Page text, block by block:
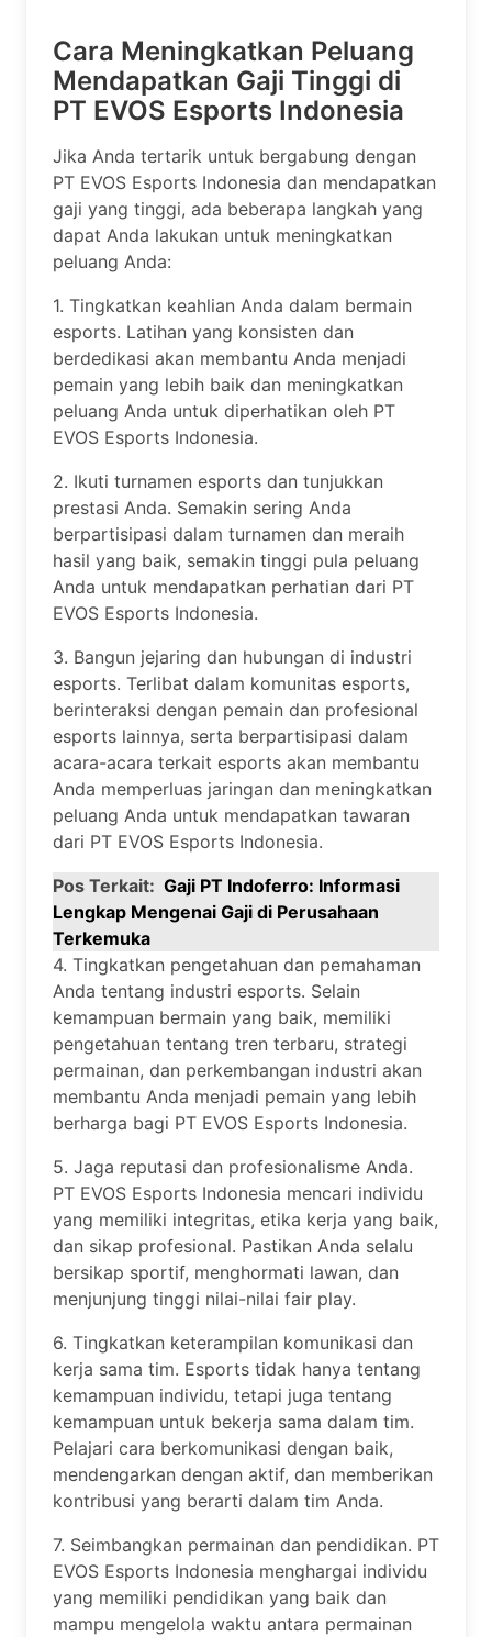
Cara Meningkatkan Peluang
Mendapatkan Gaji Tinggi di
PT EVOS Esports Indonesia
Jika Anda tertarik untuk bergabung dengan
PT EVOS Esports Indonesia dan mendapatkan
gaji yang tinggi, ada beberapa langkah yang
dapat Anda lakukan untuk meningkatkan
peluang Anda:
1. Tingkatkan keahlian Anda dalam bermain
esports. Latihan yang konsisten dan
berdedikasi akan membantu Anda menjadi
pemain yang lebih baik dan meningkatkan
peluang Anda untuk diperhatikan oleh PT
EVOS Esports Indonesia.
2. Ikuti turnamen esports dan tunjukkan
prestasi Anda. Semakin sering Anda
berpartisipasi dalam turnamen dan meraih
hasil yang baik, semakin tinggi pula peluang
Anda untuk mendapatkan perhatian dari PT
EVOS Esports Indonesia.
3. Bangun jejaring dan hubungan di industri
esports. Terlibat dalam komunitas esports,
berinteraksi dengan pemain dan profesional
esports lainnya, serta berpartisipasi dalam
acara-acara terkait esports akan membantu
Anda memperluas jaringan dan meningkatkan
peluang Anda untuk mendapatkan tawaran
dari PT EVOS Esports Indonesia.
Pos Terkait: Gaji PT Indoferro: Informasi
Lengkap Mengenai Gaji di Perusahaan
Terkemuka
4. Tingkatkan pengetahuan dan pemahaman
Anda tentang industri esports. Selain
kemampuan bermain yang baik, memiliki
pengetahuan tentang tren terbaru, strategi
permainan, dan perkembangan industri akan
membantu Anda menjadi pemain yang lebih
berharga bagi PT EVOS Esports Indonesia.
5. Jaga reputasi dan profesionalisme Anda.
PT EVOS Esports Indonesia mencari individu
yang memiliki integritas, etika kerja yang baik,
dan sikap profesional. Pastikan Anda selalu
bersikap sportif, menghormati lawan, dan
menjunjung tinggi nilai-nilai fair play.
6. Tingkatkan keterampilan komunikasi dan
kerja sama tim. Esports tidak hanya tentang
kemampuan individu, tetapi juga tentang
kemampuan untuk bekerja sama dalam tim.
Pelajari cara berkomunikasi dengan baik,
mendengarkan dengan aktif, dan memberikan
kontribusi yang berarti dalam tim Anda.
7. Seimbangkan permainan dan pendidikan. PT
EVOS Esports Indonesia menghargai individu
yang memiliki pendidikan yang baik dan
mampu mengelola waktu antara permainan